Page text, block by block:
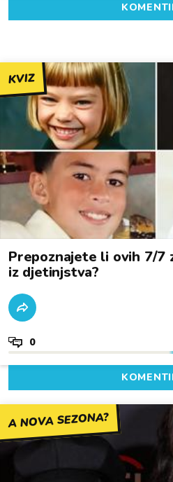
KVIZ
Prepoznajete li ovih 7/7
iz djetinjstva?
0
A NOVA SEZONA?